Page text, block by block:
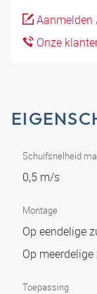
Aanmelden
Onze
Schuifsnelheid
0,5 m/s
Montage
Op eendelige
Op meerdelige
Toepassing